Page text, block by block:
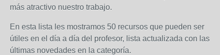
más atractivo nuestro trabajo.
En esta lista les mostramos 50 recursos que pueden ser
útiles en el día a día del profesor, lista actualizada con las
últimas novedades en la categoría.